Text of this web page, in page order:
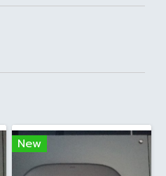
New